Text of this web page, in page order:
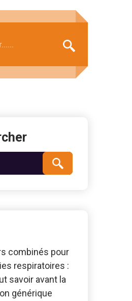
combinés pour
respiratoires :
savoir avant la
générique